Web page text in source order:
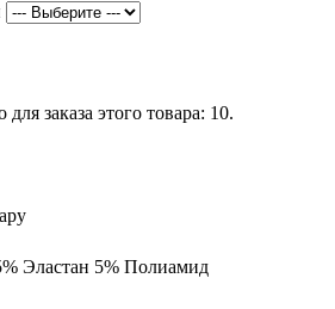
заказа этого товара: 10.
Эластан 5% Полиамид